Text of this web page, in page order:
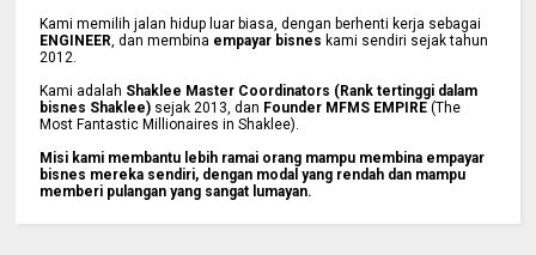
Kami memilih jalan hidup luar biasa, dengan berhenti kerja sebagai
ENGINEER , dan membina empayar bisnes kami sendiri sejak tahun
2012.
Kami adalah Shaklee Master Coordinators (Rank tertinggi dalam
bisnes Shaklee) sejak 2013, dan Founder MFMS EMPIRE (The
Most Fantastic Millionaires in Shaklee).
Misi kami membantu lebih ramai orang mampu membina empayar
bisnes mereka sendiri, dengan modal yang rendah dan mampu
memberi pulangan yang sangat lumayan.